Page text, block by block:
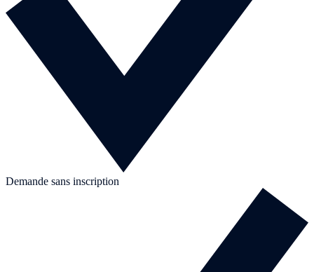
Demande sans inscription